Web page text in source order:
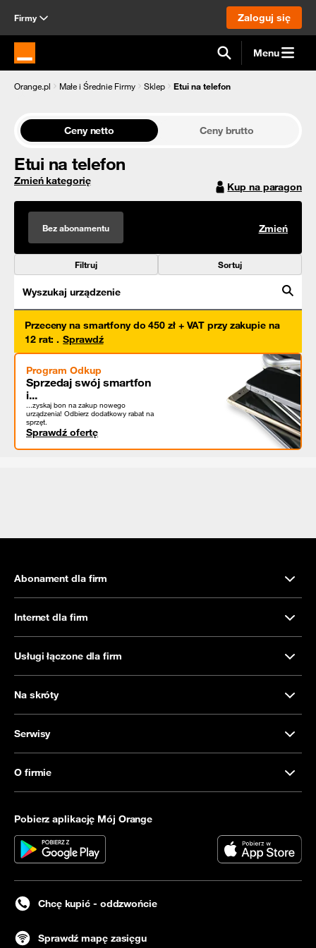
Firmy Zaloguj się
Strona główna Orange.pl Menu
Orange.pl Małe i Średnie Firmy Sklep Etui na telefon
Ceny netto Ceny brutto
Etui na telefon
Zmień kategorię Kup na paragon
Bez abonamentu Zmień
Filtruj Sortuj
Wyszukaj urządzenie
Przeceny na smartfony do 450 zł + VAT przy zakupie na
12 rat: . Sprawdź
Program Odkup
Sprzedaj swój smartfon
i...
...zyskaj bon na zakup nowego
urządzenia! Odbierz dodatkowy rabat na
sprzęt.
Sprawdź ofertę
Abonament dla firm
Internet dla firm
Usługi łączone dla firm
Na skróty
Serwisy
O firmie
Pobierz aplikację Mój Orange
Chcę kupić - oddzwońcie
Sprawdź mapę zasięgu